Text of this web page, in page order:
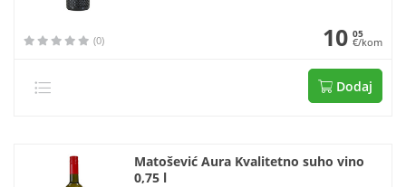
(0) 10 05
€/kom
Dodaj
Matošević Aura Kvalitetno suho vino
0,75 l